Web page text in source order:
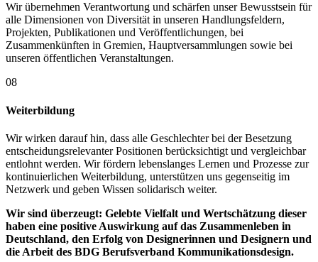
Wir übernehmen Verantwortung und schärfen unser Bewusstsein für
alle Dimensionen von Diversität in unseren Handlungsfeldern,
Projekten, Publikationen und Veröffentlichungen, bei
Zusammenkünften in Gremien, Hauptversammlungen sowie bei
unseren öffentlichen Veranstaltungen.
08
Weiterbildung
Wir wirken darauf hin, dass alle Geschlechter bei der Besetzung
entscheidungsrelevanter Positionen berücksichtigt und vergleichbar
entlohnt werden. Wir fördern lebenslanges Lernen und Prozesse zur
kontinuierlichen Weiterbildung, unterstützen uns gegenseitig im
Netzwerk und geben Wissen solidarisch weiter.
Wir sind überzeugt: Gelebte Vielfalt und Wertschätzung dieser
haben eine positive Auswirkung auf das Zusammenleben in
Deutschland, den Erfolg von Designerinnen und Designern und
die Arbeit des BDG Berufsverband Kommunikationsdesign.